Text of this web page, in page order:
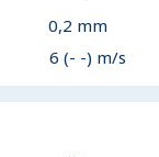
0,2 mm
6 (- -) m/s